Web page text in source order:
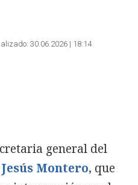
30.06.2026 | 18:14
general del
Montero, que